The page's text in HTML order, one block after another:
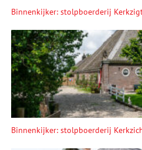
Binnenkijker: stolpboerderij
Binnenkijker: stolpboerderij